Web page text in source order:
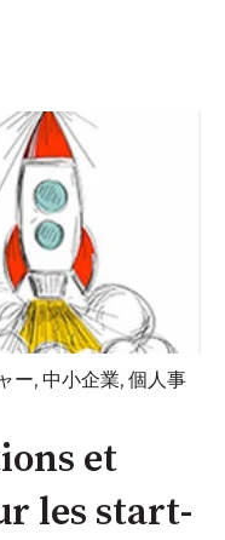
ー, 中小企業, 個人事
et
les start-